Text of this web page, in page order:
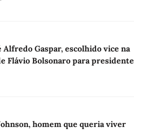
Alfredo Gaspar, escolhido vice na
Flávio Bolsonaro para presidente
homem que queria viver